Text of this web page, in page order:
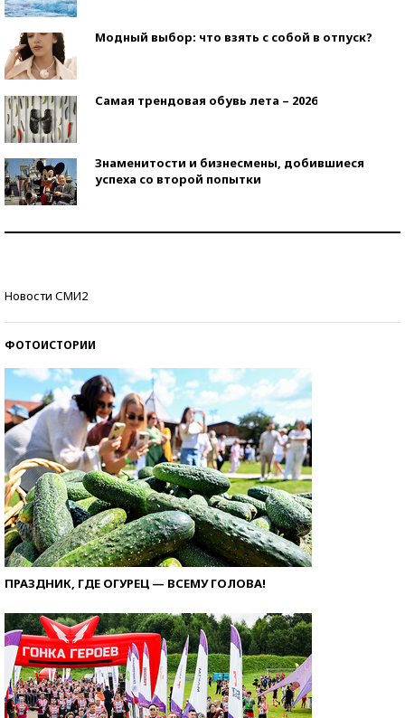
Модный выбор: что взять с собой в отпуск?
Самая трендовая обувь лета – 2026
Знаменитости и бизнесмены, добившиеся
успеха со второй попытки
Новости СМИ2
ФОТОИСТОРИИ
ПРАЗДНИК, ГДЕ ОГУРЕЦ — ВСЕМУ ГОЛОВА!